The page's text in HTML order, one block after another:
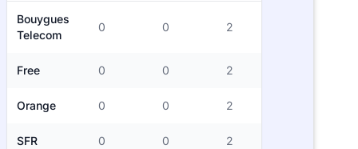
Bouygues
Telecom
0 0 2
Free 0 0 2
Orange 0 0 2
SFR 0 0 2